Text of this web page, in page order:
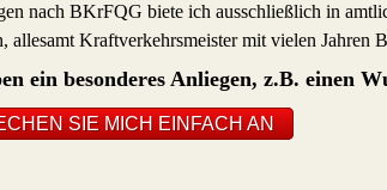
nach BKrFQG biete ich ausschließlich in
allesamt Kraftverkehrsmeister mit vielen Jahren
ein besonderes Anliegen, z.B. einen
SIE MICH EINFACH AN